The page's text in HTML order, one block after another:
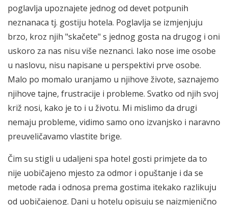
poglavlja upoznajete jednog od devet potpunih
neznanaca tj. gostiju hotela. Poglavlja se izmjenjuju
brzo, kroz njih "skačete" s jednog gosta na drugog i oni
uskoro za nas nisu više neznanci. Iako nose ime osobe
u naslovu, nisu napisane u perspektivi prve osobe.
Malo po momalo uranjamo u njihove živote, saznajemo
njihove tajne, frustracije i probleme. Svatko od njih svoj
križ nosi, kako je to i u životu. Mi mislimo da drugi
nemaju probleme, vidimo samo ono izvanjsko i naravno
preuveličavamo vlastite brige.
Čim su stigli u udaljeni spa hotel gosti primjete da to
nije uobičajeno mjesto za odmor i opuštanje i da se
metode rada i odnosa prema gostima itekako razlikuju
od uobičajenog. Dani u hotelu opisuju se naizmjenično